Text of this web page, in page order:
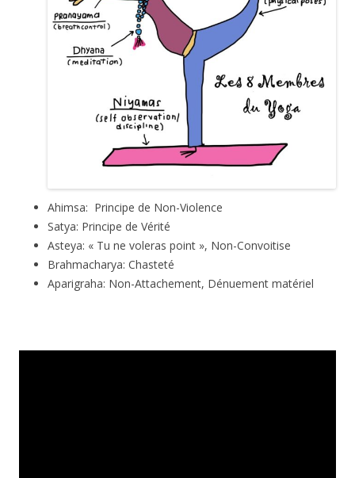
Ahimsa: Principe de Non-Violence
Satya: Principe de Vérité
Asteya: « Tu ne voleras point », Non-Convoitise
Brahmacharya: Chasteté
Aparigraha: Non-Attachement, Dénuement matériel